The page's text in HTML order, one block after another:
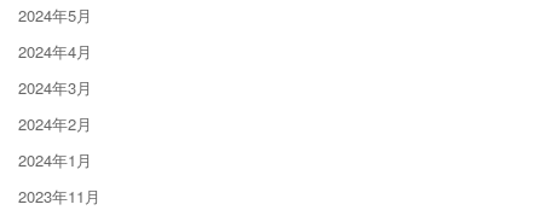
2024年5月
2024年4月
2024年3月
2024年2月
2024年1月
2023年11月